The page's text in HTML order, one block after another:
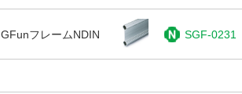
GFunフレームNDIN SGF-0231